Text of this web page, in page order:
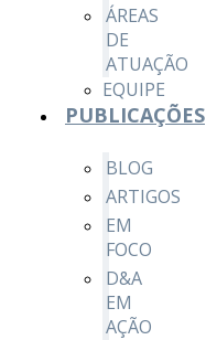
ÁREAS
DE
ATUAÇÃO
EQUIPE
PUBLICAÇÕES
BLOG
ARTIGOS
EM
FOCO
D&A
EM
AÇÃO